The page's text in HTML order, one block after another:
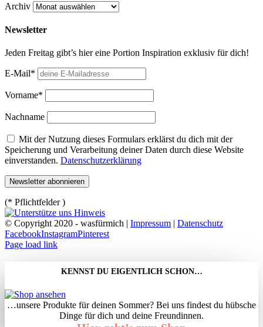
Archiv
Newsletter
Jeden Freitag gibt’s hier eine Portion Inspiration exklusiv für dich!
E-Mail*
Vorname*
Nachname
Mit der Nutzung dieses Formulars erklärst du dich mit der
Speicherung und Verarbeitung deiner Daten durch diese Website
einverstanden. Datenschutzerklärung
(* Pflichtfelder )
© Copyright 2020 - wasfürmich | Impressum | Datenschutz
FacebookInstagramPinterest
Page load link
KENNST DU EIGENTLICH SCHON…
…unsere Produkte für deinen Sommer? Bei uns findest du hübsche
Dinge für dich und deine Freundinnen.